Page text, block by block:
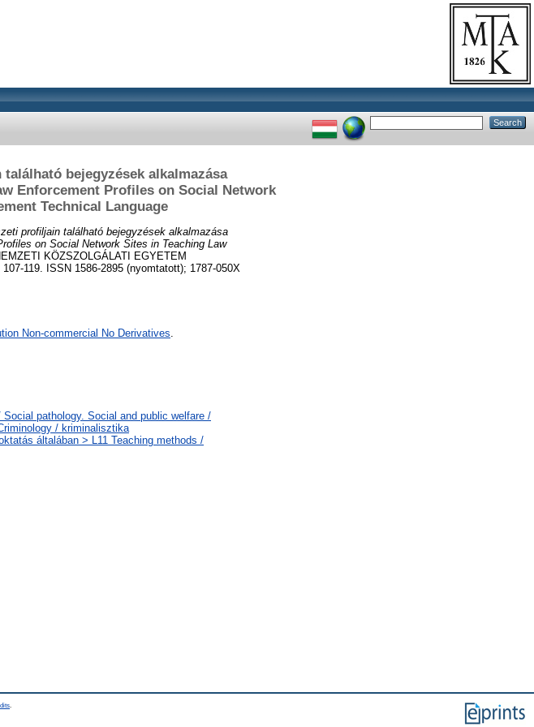
bejegyzések alkalmazása
Enforcement Profiles on Social Network
Technical Language
profiljain található bejegyzések alkalmazása
on Social Network Sites in Teaching Law
KÖZSZOLGÁLATI EGYETEM
119. ISSN 1586-2895 (nyomtatott); 1787-050X
Non-commercial No Derivatives.
pathology. Social and public welfare /
/ kriminalisztika
általában > L11 Teaching methods /